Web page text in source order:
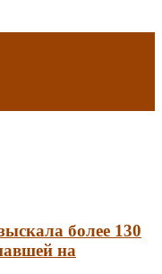
более 130
на